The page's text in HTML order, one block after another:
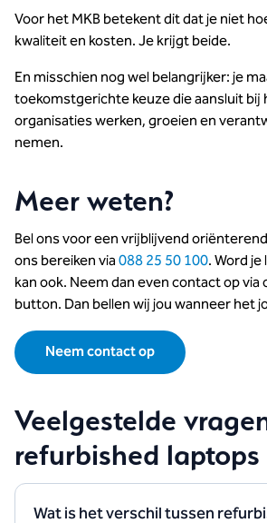
Voor het MKB betekent dit dat je niet
kwaliteit en kosten. Je krijgt beide.
En misschien nog wel belangrijker: je
toekomstgerichte keuze die aansluit bij
organisaties werken, groeien en
nemen.
Meer weten?
Bel ons voor een vrijblijvend
ons bereiken via088 25 50 100. Word
kan ook. Neem dan even contact op
button. Dan bellen wij jou wanneer het
Neem contact op
Veelgestelde
refurbished laptops
Wat is het verschil tussen